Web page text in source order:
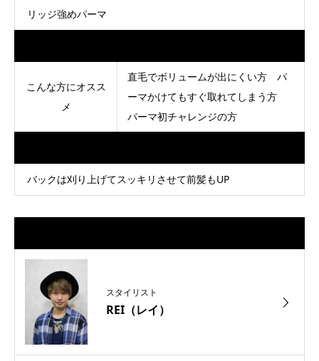
リッジ強めパーマ
こんな方にオスス
メ
直毛でボリュームが出にくい方 パ
ーマかけてもすぐ取れてしまう方
パーマ初チャレンジの方
バックは刈り上げてスッキリさせて前髪もUP
スタイリスト
REI（レイ）